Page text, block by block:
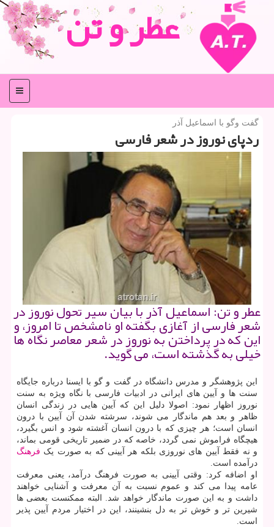
عطر و تن
منو
گفت وگو با اسماعیل آذر
ردپای نوروز در شعر فارسی
عطر و تن: اسماعیل آذر با بیان سیر تحول نوروز در
شعر فارسی از آغازی بگفته او نامشخص تا امروز، و
این که در پرداختن به نوروز در شعر معاصر نگاه ها
خیلی به گذشته است، می گوید.
این پژوهشگر و مدرس دانشگاه در گفت و گو با ایسنا درباره جایگاه
سنت ها و آیین های ایرانی در ادبیات فارسی با نگاه ویژه به سنت
نوروز اظهار نمود: اصولا دلیل این که آیین هایی در زندگی انسان
ظاهر و بعد هم ماندگار می شوند، سرشته شدن آن آیین با درون
انسان است؛ هر چیزی که با درون انسان آغشته شود و انس بگیرد،
هیچگاه فراموش نمی گردد، خاصه که در ضمیر تاریخی قومی بماند،
و نه فقط آیین های نوروزی بلکه هر آیینی که به صورت یک فرهنگ
درآمده است.
او اضافه کرد: وقتی آیینی به صورت فرهنگ درآمد، یعنی معرفت
عامه پیدا می کند و عموم نسبت به آن معرفت و آشنایی خواهند
داشت و به این صورت ماندگار خواهد شد. البته ممکنست بعضی ها
شیرین تر و خوش تر به دل بنشینند، این در اختیار مردم آیین پذیر
است.